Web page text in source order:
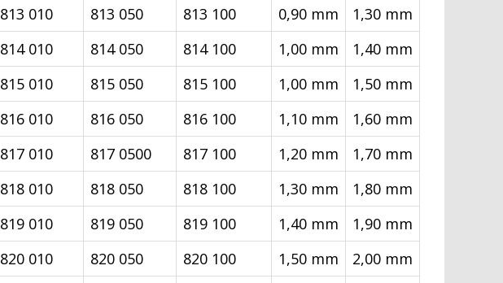
813 010
813 050 813 100 0,90 mm
1,30 mm
814 010
814 050 814 100 1,00 mm
1,40 mm
815 010
815 050 815 100 1,00 mm
1,50 mm
816 010
816 050 816 100 1,10 mm
1,60 mm
817 010
817 0500 817 100 1,20 mm
1,70 mm
818 010
818 050 818 100 1,30 mm
1,80 mm
819 010
819 050 819 100 1,40 mm
1,90 mm
820 010
820 050 820 100 1,50 mm
2,00 mm